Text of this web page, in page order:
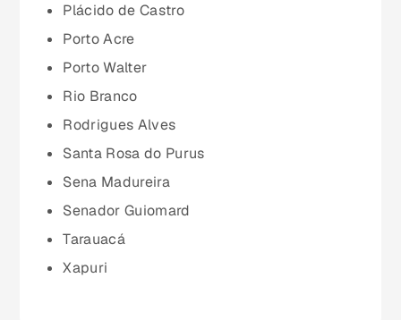
Paraíba (PB)
Paraná (PR)
Plácido de Castro
Porto Acre
Porto Walter
Rio Branco
Rodrigues Alves
Santa Rosa do Purus
Sena Madureira
Senador Guiomard
Tarauacá
Xapuri